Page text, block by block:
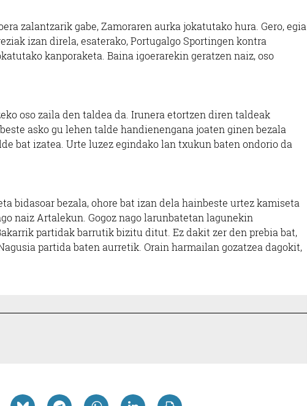
zalantzarik gabe, Zamoraren aurka jokatutako hura. Gero, egia
izan direla, esaterako, Portugalgo Sportingen kontra
kanporaketa. Baina igoerarekin geratzen naiz, oso
oso zaila den taldea da. Irunera etortzen diren taldeak
asko gu lehen talde handienengana joaten ginen bezala
bat izatea. Urte luzez egindako lan txukun baten ondorio da
bidasoar bezala, ohore bat izan dela hainbeste urtez kamiseta
naiz Artalekun. Gogoz nago larunbatetan lagunekin
partidak barrutik bizitu ditut. Ez dakit zer den prebia bat,
partida baten aurretik. Orain harmailan gozatzea dagokit,